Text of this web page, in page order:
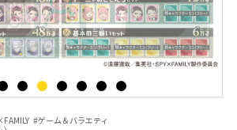
#ゲーム＆バラエティ